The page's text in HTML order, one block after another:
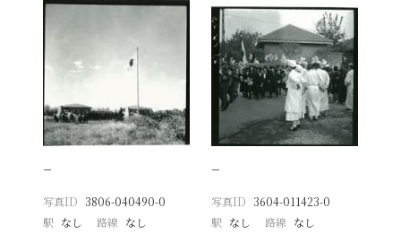
−
写真ID 3806-040490-0
駅 なし 路線 なし
−
写真ID 3604-011423-0
駅 なし 路線 なし